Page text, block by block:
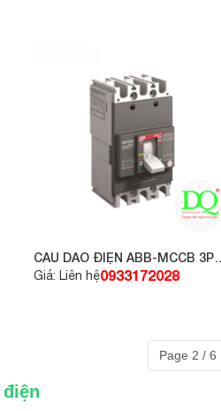
CẦU DAO ĐIỆN ABB-MCCB 3P
20A 10kA, loại A1A
Giá: Liên hệ0933172028
Page 2 / 6